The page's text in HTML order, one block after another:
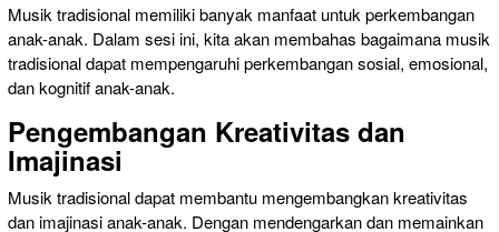
Musik tradisional memiliki banyak manfaat untuk perkembangan
anak-anak. Dalam sesi ini, kita akan membahas bagaimana musik
tradisional dapat mempengaruhi perkembangan sosial, emosional,
dan kognitif anak-anak.
Pengembangan Kreativitas dan
Imajinasi
Musik tradisional dapat membantu mengembangkan kreativitas
dan imajinasi anak-anak. Dengan mendengarkan dan memainkan